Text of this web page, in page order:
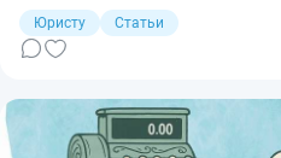
упаковке должны уступить
как провести аудит, на какие
санкции предусмотрены за
Юристу
Статьи